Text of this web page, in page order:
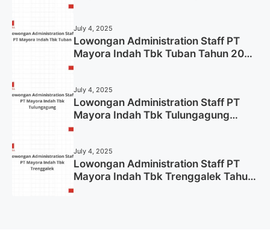
July 4, 2025
Lowongan Administration Staff PT
Mayora Indah Tbk Tuban Tahun 2025
July 4, 2025
Lowongan Administration Staff PT
Mayora Indah Tbk Tulungagung
July 4, 2025
Lowongan Administration Staff PT
Mayora Indah Tbk Trenggalek Tahun